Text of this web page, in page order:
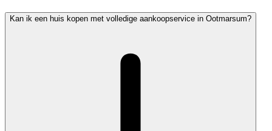
Kan ik een huis kopen met volledige aankoopservice in Ootmarsum?